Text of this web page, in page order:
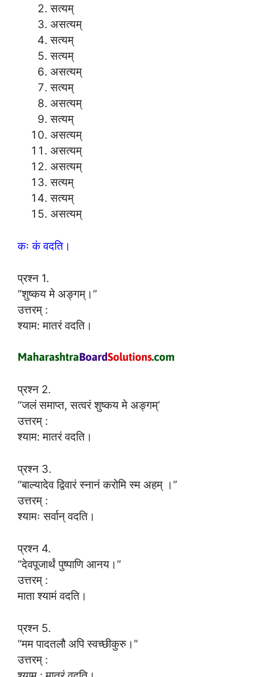
सत्यम्
असत्यम्
सत्यम्
सत्यम्
असत्यम्
सत्यम्
असत्यम्
सत्यम्
असत्यम्
असत्यम्
असत्यम्
सत्यम्
सत्यम्
असत्यम्
कः कं वदति।
प्रश्न 1.
“शुष्कय मे अङ्गम्।”
उत्तरम् :
श्याम: मातरं वदति।
प्रश्न 2.
“जलं समाप्त, सत्वरं शुष्कय मे अङ्गम्’
उत्तरम् :
श्याम: मातरं वदति।
प्रश्न 3.
“बाल्यादेव द्विवारं स्नानं करोमि स्म अहम् ।”
उत्तरम् :
श्यामः सर्वान् वदति।
प्रश्न 4.
“देवपूजार्थं पुष्पाणि आनय।”
उत्तरम् :
माता श्यामं वदति।
प्रश्न 5.
“मम पादतलौ अपि स्वच्छीकुरु।”
उत्तरम् :